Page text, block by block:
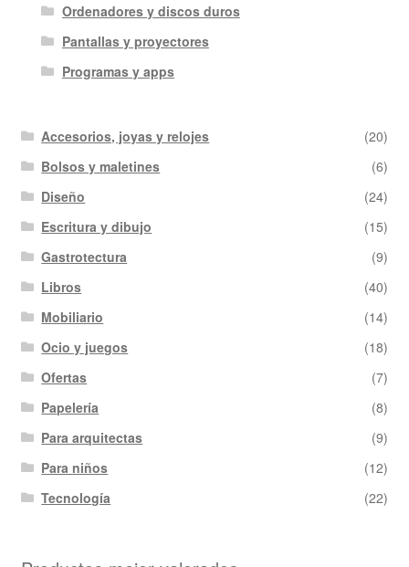
Ordenadores y discos duros
Pantallas y proyectores
Programas y apps
Accesorios, joyas y relojes
(20)
Bolsos y maletines
(6)
Diseño
(24)
Escritura y dibujo
(15)
Gastrotectura
(9)
Libros
(40)
Mobiliario
(14)
Ocio y juegos
(18)
Ofertas
(7)
Papelería
(8)
Para arquitectas
(9)
Para niños
(12)
Tecnología
(22)